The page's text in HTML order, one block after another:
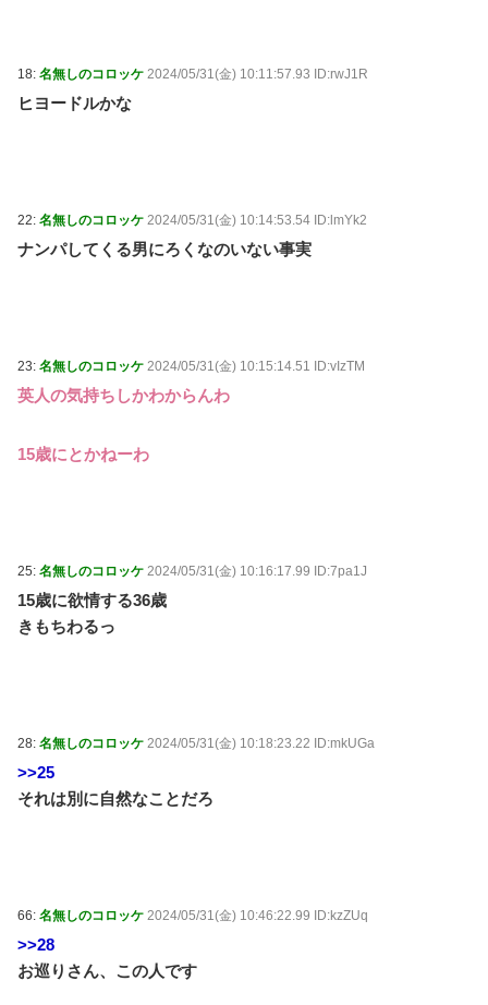
18: 名無しのコロッケ 2024/05/31(金) 10:11:57.93 ID:rwJ1R
ヒヨードルかな
22: 名無しのコロッケ 2024/05/31(金) 10:14:53.54 ID:lmYk2
ナンパしてくる男にろくなのいない事実
23: 名無しのコロッケ 2024/05/31(金) 10:15:14.51 ID:vIzTM
英人の気持ちしかわからんわ
15歳にとかねーわ
25: 名無しのコロッケ 2024/05/31(金) 10:16:17.99 ID:7pa1J
15歳に欲情する36歳
きもちわるっ
28: 名無しのコロッケ 2024/05/31(金) 10:18:23.22 ID:mkUGa
>>25
それは別に自然なことだろ
66: 名無しのコロッケ 2024/05/31(金) 10:46:22.99 ID:kzZUq
>>28
お巡りさん、この人です